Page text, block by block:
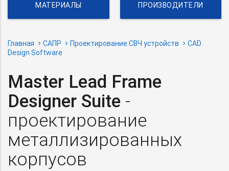
МАТЕРИАЛЫ ПРОИЗВОДИТЕЛИ
Главная САПР Проектирование СВЧ устройств
CAD
Design Software
Master Lead Frame
Designer Suite -
проектирование
металлизированных
корпусов